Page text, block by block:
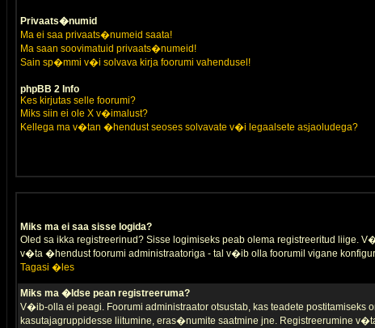
Privaats�numid
Ma ei saa privaats�numeid saata!
Ma saan soovimatuid privaats�numeid!
Sain sp�mmi v�i solvava kirja foorumi vahendusel!
phpBB 2 Info
Kes kirjutas selle foorumi?
Miks siin ei ole X v�imalust?
Kellega ma v�tan �hendust seoses solvavate v�i legaalsete asjaoludega?
Miks ma ei saa sisse logida?
Oled sa ikka registreerinud? Sisse logimiseks peab olema registreeritud liige.
v�ta �hendust foorumi administraatoriga - tal v�ib olla foorumil vigane
Tagasi �les
Miks ma �ldse pean registreeruma?
V�ib-olla ei peagi. Foorumi administraator otsustab, kas teadete
kasutajagruppidesse liitumine, eras�numite saatmine jne. Registreerumine